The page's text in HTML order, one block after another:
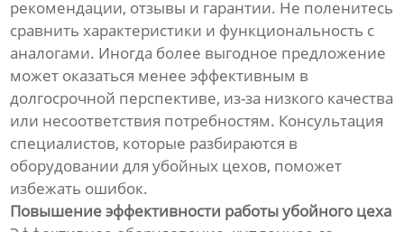
рекомендации, отзывы и гарантии. Не поленитесь
сравнить характеристики и функциональность с
аналогами. Иногда более выгодное предложение
может оказаться менее эффективным в
долгосрочной перспективе, из-за низкого качества
или несоответствия потребностям. Консультация
специалистов, которые разбираются в
оборудовании для убойных цехов, поможет
избежать ошибок.
Повышение эффективности работы убойного цеха